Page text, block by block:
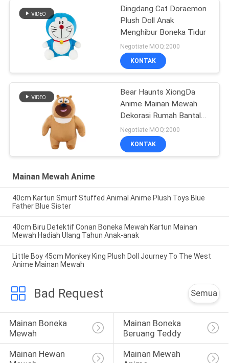
Dingdang Cat Doraemon
Plush Doll Anak
Menghibur Boneka Tidur
Negotiate MOQ:2000
KONTAK
Bear Haunts XiongDa
Anime Mainan Mewah
Dekorasi Rumah Bantal
Tidur
Negotiate MOQ:2000
KONTAK
Mainan Mewah Anime
40cm Kartun Smurf Stuffed Animal Anime Plush Toys Blue
Father Blue Sister
40cm Biru Detektif Conan Boneka Mewah Kartun Mainan
Mewah Hadiah Ulang Tahun Anak-anak
Little Boy 45cm Monkey King Plush Doll Journey To The West
Anime Mainan Mewah
Bad Request Semua
Mainan Boneka
Mewah
Mainan Boneka
Beruang Teddy
Mainan Hewan
Mainan Mewah